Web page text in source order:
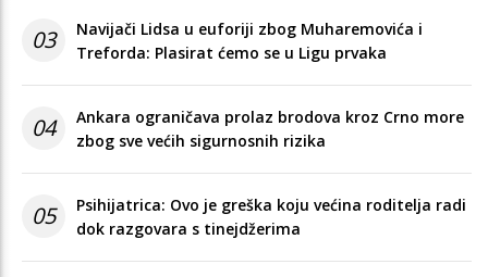
03
Navijači Lidsa u euforiji zbog Muharemovića i
Treforda: Plasirat ćemo se u Ligu prvaka
04
Ankara ograničava prolaz brodova kroz Crno more
zbog sve većih sigurnosnih rizika
05
Psihijatrica: Ovo je greška koju većina roditelja radi
dok razgovara s tinejdžerima